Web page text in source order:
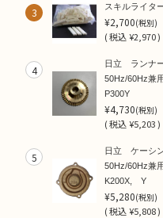
3 スキルライタ
¥2,700(税別)
(税込¥2,970 )
4
日立 ランナ
50Hz/60Hz兼
P300Y
¥4,730(税別)
(税込¥5,203 )
5
日立 ケーシ
50Hz/60Hz兼
K200X, Y
¥5,280(税別)
(税込¥5,808 )